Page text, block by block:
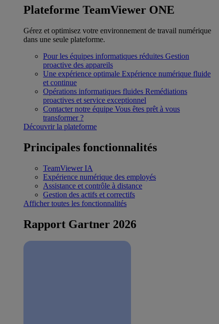
Plateforme TeamViewer ONE
Gérez et optimisez votre environnement de travail numérique
dans une seule plateforme.
Pour les équipes informatiques réduites Gestion
proactive des appareils
Une expérience optimale Expérience numérique fluide
et continue
Opérations informatiques fluides Remédiations
proactives et service exceptionnel
Contacter notre équipe Vous êtes prêt à vous
transformer ?
Découvrir la plateforme
Principales fonctionnalités
TeamViewer IA
Expérience numérique des employés
Assistance et contrôle à distance
Gestion des actifs et correctifs
Afficher toutes les fonctionnalités
Rapport Gartner 2026